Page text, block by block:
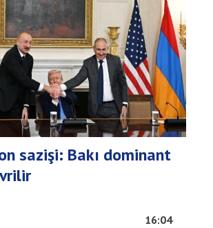
sazişi: Bakı dominant
16:04